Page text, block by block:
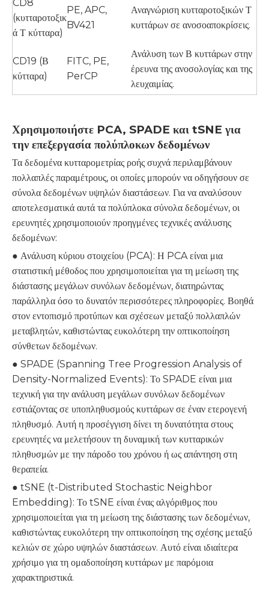
CD8
(κυτταροτοξικ
ά Τ κύτταρα)
PE, APC,
BV421
Αναγνώριση κυτταροτοξικών Τ
κυττάρων σε ανοσοαποκρίσεις.
CD19 (Β
κύτταρα)
FITC, PE,
PerCP
Ανάλυση των Β κυττάρων στην
έρευνα της ανοσολογίας και της
λευχαιμίας.
Χρησιμοποιήστε PCA, SPADE και tSNE για
την επεξεργασία πολύπλοκων δεδομένων
Τα δεδομένα κυτταρομετρίας ροής συχνά περιλαμβάνουν
πολλαπλές παραμέτρους, οι οποίες μπορούν να οδηγήσουν σε
σύνολα δεδομένων υψηλών διαστάσεων. Για να αναλύσουν
αποτελεσματικά αυτά τα πολύπλοκα σύνολα δεδομένων, οι
ερευνητές χρησιμοποιούν προηγμένες τεχνικές ανάλυσης
δεδομένων:
● Ανάλυση κύριου στοιχείου (PCA): Η PCA είναι μια
στατιστική μέθοδος που χρησιμοποιείται για τη μείωση της
διάστασης μεγάλων συνόλων δεδομένων, διατηρώντας
παράλληλα όσο το δυνατόν περισσότερες πληροφορίες. Βοηθά
στον εντοπισμό προτύπων και σχέσεων μεταξύ πολλαπλών
μεταβλητών, καθιστώντας ευκολότερη την οπτικοποίηση
σύνθετων δεδομένων.
● SPADE (Spanning Tree Progression Analysis of
Density-Normalized Events): Το SPADE είναι μια
τεχνική για την ανάλυση μεγάλων συνόλων δεδομένων
εστιάζοντας σε υποπληθυσμούς κυττάρων σε έναν ετερογενή
πληθυσμό. Αυτή η προσέγγιση δίνει τη δυνατότητα στους
ερευνητές να μελετήσουν τη δυναμική των κυτταρικών
πληθυσμών με την πάροδο του χρόνου ή ως απάντηση στη
θεραπεία.
● tSNE (t-Distributed Stochastic Neighbor
Embedding): Το tSNE είναι ένας αλγόριθμος που
χρησιμοποιείται για τη μείωση της διάστασης των δεδομένων,
καθιστώντας ευκολότερη την οπτικοποίηση της σχέσης μεταξύ
κελιών σε χώρο υψηλών διαστάσεων. Αυτό είναι ιδιαίτερα
χρήσιμο για τη ομαδοποίηση κυττάρων με παρόμοια
χαρακτηριστικά.